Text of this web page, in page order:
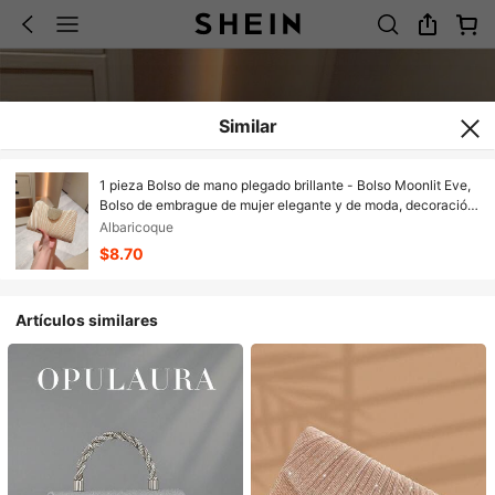
Similar
1 pieza Bolso de mano plegado brillante - Bolso Moonlit Eve,
Bolso de embrague de mujer elegante y de moda, decoración
de diamantes de lujo, que exuda calidad de alta gama,
adecuado para ocasiones formales, bodas, fiestas, viene con
correa de cadena desmontable para usar como bandolera
Albaricoque
$8.70
Artículos similares